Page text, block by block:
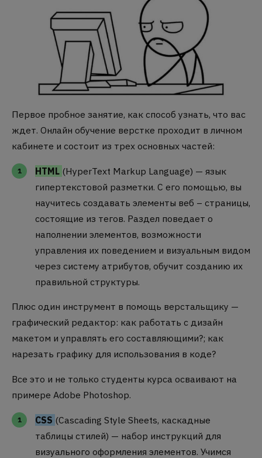
Первое пробное занятие, как способ узнать, что вас
ждет. Онлайн обучение верстке проходит в личном
кабинете и состоит из трех основных частей:
HTML (HyperText Markup Language) — язык
гипертекстовой разметки. С его помощью, вы
научитесь создавать элементы веб – страницы,
состоящие из тегов. Раздел поведает о
наполнении элементов, возможности
управления их поведением и визуальным видом
через систему атрибутов, обучит созданию их
правильной структуры.
Плюс один инструмент в помощь верстальщику —
графический редактор: как работать с дизайн
макетом и управлять его составляющими?; как
нарезать графику для использования в коде?
Все это и не только студенты курса осваивают на
примере Adobe Photoshop.
CSS (Cascading Style Sheets, каскадные
таблицы стилей) — набор инструкций для
визуального оформления элементов. Учимся